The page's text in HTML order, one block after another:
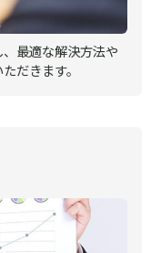
最適な解決方法や
だきます。